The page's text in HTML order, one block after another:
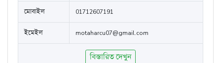
মোবাইল 01712607191
ইমেইল motaharcu07@gmail.com
বিস্তারিত দেখুন